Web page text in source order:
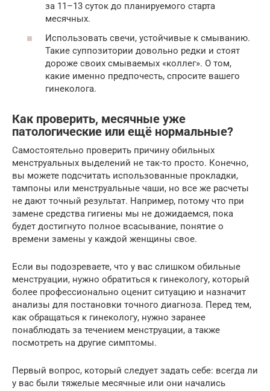
за 11–13 суток до планируемого старта
месячных.
Использовать свечи, устойчивые к смыванию.
Такие суппозитории довольно редки и стоят
дороже своих смываемых «коллег». О том,
какие именно предпочесть, спросите вашего
гинеколога.
Как проверить, месячные уже
патологические или ещё нормальные?
Самостоятельно проверить причину обильных
менструальных выделений не так-то просто. Конечно,
вы можете подсчитать использованные прокладки,
тампоны или менструальные чаши, но все же расчеты
не дают точный результат. Например, потому что при
замене средства гигиены мы не дожидаемся, пока
будет достигнуто полное всасывание, понятие о
времени замены у каждой женщины свое.
Если вы подозреваете, что у вас слишком обильные
менструации, нужно обратиться к гинекологу, который
более профессионально оценит ситуацию и назначит
анализы для постановки точного диагноза. Перед тем,
как обращаться к гинекологу, нужно заранее
понаблюдать за течением менструации, а также
посмотреть на другие симптомы.
Первый вопрос, который следует задать себе: всегда ли
у вас были тяжелые месячные или они начались